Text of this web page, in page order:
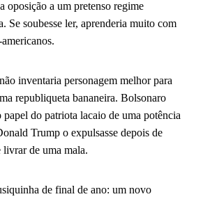
oposição a um pretenso regime
Se soubesse ler, aprenderia muito com
inventaria personagem melhor para
republiqueta bananeira. Bolsonaro
papel do patriota lacaio de uma potência
Trump o expulsasse depois de
livrar de uma mala.
de final de ano: um novo